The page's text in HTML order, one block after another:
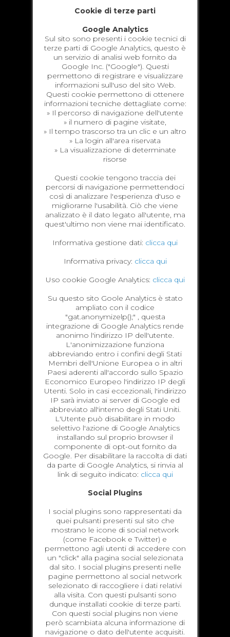
Cookie di terze parti
Google Analytics
Sul sito sono presenti i cookie tecnici di
terze parti di Google Analytics, questo è
un servizio di analisi web fornito da
Google Inc. ("Google"). Questi
permettono di registrare e visualizzare
informazioni sull'uso del sito Web.
Questi cookie permettono di ottenere
informazioni tecniche dettagliate come:
» Il percorso di navigazione dell'utente
» il numero di pagine visitate,
» Il tempo trascorso tra un clic e un altro
» La login all'area riservata
» La visualizzazione di determinate
risorse
Questi cookie tengono traccia dei
percorsi di navigazione permettendoci
così di analizzare l'esperienza d'uso e
migliorarne l'usabilità. Ciò che viene
analizzato è il dato legato all'utente, ma
quest'ultimo non viene mai identificato.
Informativa gestione dati: clicca qui
Informativa privacy: clicca qui
Uso cookie Google Analytics: clicca qui
Su questo sito Goole Analytics è stato
ampliato con il codice
"gat.anonymizelp();" , questa
integrazione di Google Analytics rende
anonimo l'indirizzo IP dell'utente.
L'anonimizzazione funziona
abbreviando entro i confini degli Stati
Membri dell'Unione Europea o in altri
Paesi aderenti all'accordo sullo Spazio
Economico Europeo l'indirizzo IP degli
Utenti. Solo in casi eccezionali, l'indirizzo
IP sarà inviato ai server di Google ed
abbreviato all'interno degli Stati Uniti.
L'Utente può disabilitare in modo
selettivo l'azione di Google Analytics
installando sul proprio browser il
componente di opt-out fornito da
Google. Per disabilitare la raccolta di dati
da parte di Google Analytics, si rinvia al
link di seguito indicato: clicca qui
Social Plugins
I social plugins sono rappresentati da
quei pulsanti presenti sul sito che
mostrano le icone di social network
(come Facebook e Twitter) e
permettono agli utenti di accedere con
un "click" alla pagina social selezionata
dal sito. I social plugins presenti nelle
pagine permettono al social network
selezionato di raccogliere i dati relativi
alla visita. Con questi pulsanti sono
dunque installati cookie di terze parti.
Con questi social plugins non viene
però scambiata alcuna informazione di
navigazione o dato dell'utente acquisiti.